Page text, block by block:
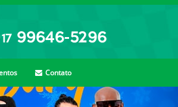
Contato